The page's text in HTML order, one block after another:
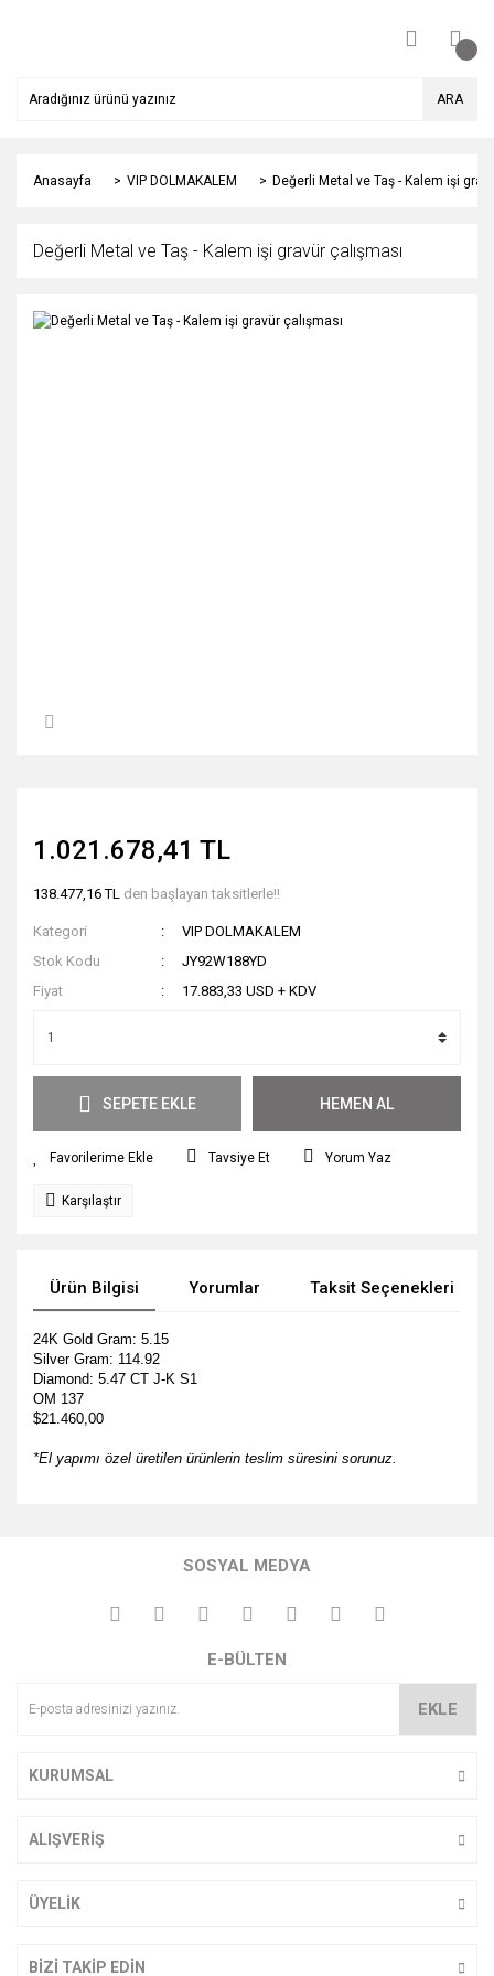
ARA
Anasayfa VIP DOLMAKALEM Değerli Metal ve Taş - Kalem işi
Değerli Metal ve Taş - Kalem işi gravür çalışması
1.021.678,41 TL
138.477,16 TL den başlayan taksitlerle!!
Kategori
VIP DOLMAKALEM
Stok Kodu
JY92W188YD
Fiyat
17.883,33 USD + KDV
SEPETE EKLE HEMEN AL
Tavsiye Et Yorum Yaz
Karşılaştır
Ürün Bilgisi Yorumlar Taksit Seçenekleri
24K Gold Gram: 5.15
Silver Gram: 114.92
Diamond: 5.47 CT J-K S1
OM 137
$21.460,00
*El yapımı özel üretilen ürünlerin teslim süresini sorunuz.
kullanarak tarafımıza iletebilirsiniz.
Görüş ve önerileriniz için teşekkür ederiz.
Ürün açıklamasında eksik bilgiler bulunuyor.
SOSYAL MEDYA
E-BÜLTEN
EKLE
KURUMSAL
ALIŞVERİŞ
ÜYELİK
BİZİ TAKİP EDİN